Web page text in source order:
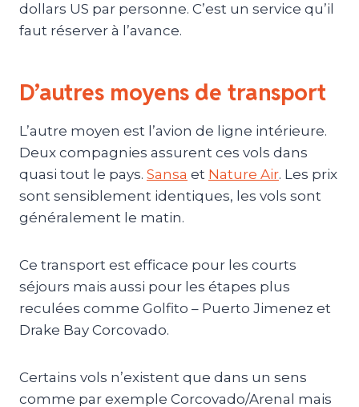
dollars US par personne. C’est un service qu’il
faut réserver à l’avance.
D’autres moyens de transport
L’autre moyen est l’avion de ligne intérieure.
Deux compagnies assurent ces vols dans
quasi tout le pays. Sansa et Nature Air. Les prix
sont sensiblement identiques, les vols sont
généralement le matin.
Ce transport est efficace pour les courts
séjours mais aussi pour les étapes plus
reculées comme Golfito – Puerto Jimenez et
Drake Bay Corcovado.
Certains vols n’existent que dans un sens
comme par exemple Corcovado/Arenal mais